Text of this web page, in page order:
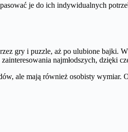
je do ich indywidualnych
gry i puzzle, aż po ulubione bajki.
najmłodszych, dzięki
ale mają również osobisty wymiar.